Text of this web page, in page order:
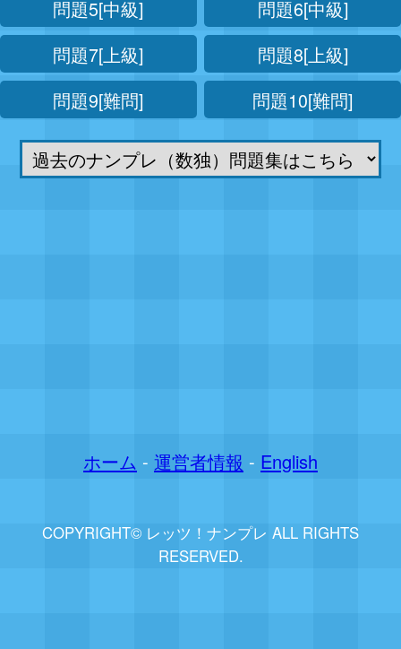
問題5[中級]
問題6[中級]
問題7[上級]
問題8[上級]
問題9[難問]
問題10[難問]
ホーム - 運営者情報 - English
COPYRIGHT© レッツ！ナンプレ ALL RIGHTS
RESERVED.